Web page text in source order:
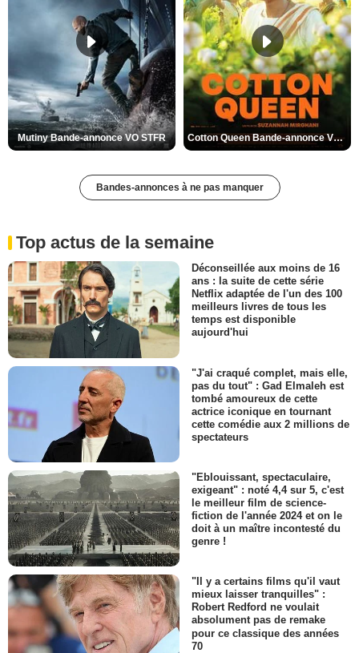
Mutiny Bande-annonce VO STFR Cotton Queen Bande-annonce VO STFR
Bandes-annonces à ne pas manquer
Top actus de la semaine
Déconseillée aux moins de 16
ans : la suite de cette série
Netflix adaptée de l'un des 100
meilleurs livres de tous les
temps est disponible
aujourd'hui
"J'ai craqué complet, mais elle,
pas du tout" : Gad Elmaleh est
tombé amoureux de cette
actrice iconique en tournant
cette comédie aux 2 millions de
spectateurs
"Eblouissant, spectaculaire,
exigeant" : noté 4,4 sur 5, c'est
le meilleur film de science-
fiction de l'année 2024 et on le
doit à un maître incontesté du
genre !
"Il y a certains films qu'il vaut
mieux laisser tranquilles" :
Robert Redford ne voulait
absolument pas de remake
pour ce classique des années
70